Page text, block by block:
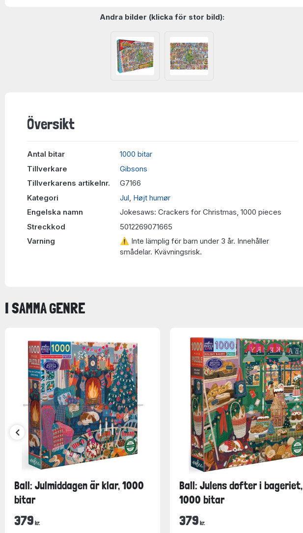
Andra bilder (klicka för stor bild):
Översikt
Antal bitar
1000 bitar
Tillverkare
Gibsons
Tillverkarens artikelnr.
G7166
Kategori
Jul Højt humør
Engelska namn
Jokesaws: Crackers for Christmas, 1000 pieces
Streckkod
5012269071665
Varning
⚠ Inte lämplig för barn under 3 år. Innehåller
smådelar. Kvävningsrisk.
I SAMMA GENRE
Ball: Julmiddagen är klar, 1000
bitar
379 kr.
Ball: Julens dofter i bageriet,
1000 bitar
379 kr.